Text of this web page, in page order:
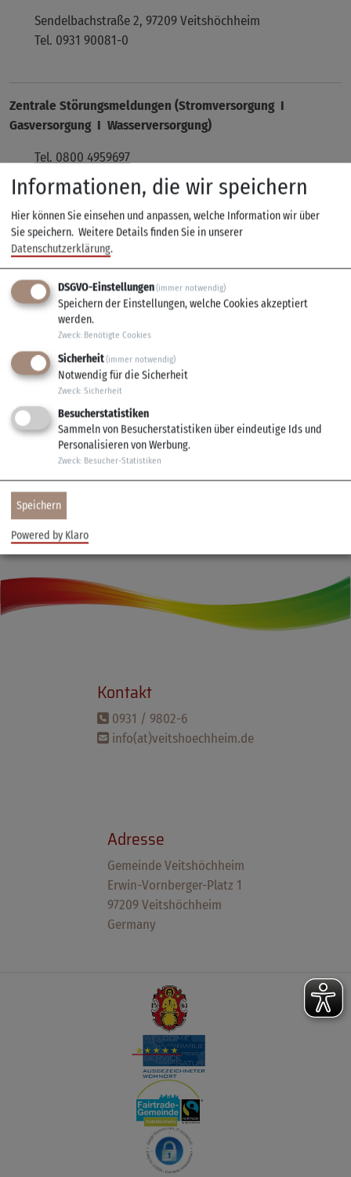
Sendelbachstraße 2, 97209 Veitshöchheim
Tel. 0931 90081-0
Zentrale Störungsmeldungen (Stromversorgung I
Gasversorgung I Wasserversorgung)
Tel. 0800 4959697
Sie können Ihren Lieferanten für Strom und Gas frei wählen.
Störung an einer Straßenbeleuchtung melden
Bitte nutzen Sie für die Straßenbeleuchtungs-
Störungsmeldung folgendesOnline-Formular(pdf) – oder
rufen Sie uns an – unterTel. 09353 7901-0.
Kaminkehrer
Dominik Gehret
Bevollmächtigter Bezirks-Schornsteinfeger
Postfach 1208, 97802 Lohr a Main
Tel. (09352) 870560
E-Mailinfo(at)schlotfeger-gehret.de
Kontakt
0931 / 9802-6
info(at)veitshoechheim.de
Adresse
Gemeinde Veitshöchheim
Erwin-Vornberger-Platz 1
97209 Veitshöchheim
Germany
Informationen, die wir speichern
Hier können Sie einsehen und anpassen, welche Information wir über
Sie speichern. Weitere Details finden Sie in unserer
Datenschutzerklärung.
DSGVO-Einstellungen(immer notwendig)
Speichern der Einstellungen, welche Cookies akzeptiert
werden.
Zweck: Benötigte Cookies
Sicherheit(immer notwendig)
Notwendig für die Sicherheit
Zweck: Sicherheit
Besucherstatistiken
Sammeln von Besucherstatistiken über eindeutige Ids und
Personalisieren von Werbung.
Zweck: Besucher-Statistiken
Speichern
Powered by Klaro